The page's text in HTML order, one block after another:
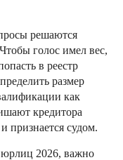
решаются
голос имел вес,
в реестр
размер
как
кредитора
признается судом.
юрлиц 2026, важно